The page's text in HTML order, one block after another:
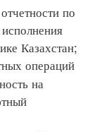
по
Казахстан;
операций
на